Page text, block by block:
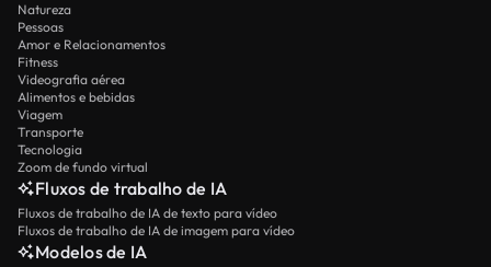
Natureza
Pessoas
Amor e Relacionamentos
Fitness
Videografia aérea
Alimentos e bebidas
Viagem
Transporte
Tecnologia
Zoom de fundo virtual
Fluxos de trabalho de IA
Fluxos de trabalho de IA de texto para vídeo
Fluxos de trabalho de IA de imagem para vídeo
Modelos de IA